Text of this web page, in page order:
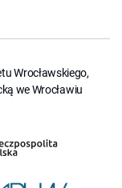
Wrocławskiego,
we Wrocławiu